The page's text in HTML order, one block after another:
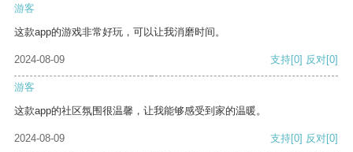
游客
这款app的游戏非常好玩，可以让我消磨时间。
2024-08-09 支持[0] 反对[0]
游客
这款app的社区氛围很温馨，让我能够感受到家的温暖。
2024-08-09 支持[0] 反对[0]